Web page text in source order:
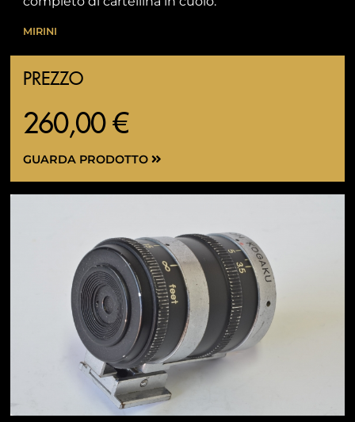
MIRINI
PREZZO
260,00 €
GUARDA PRODOTTO